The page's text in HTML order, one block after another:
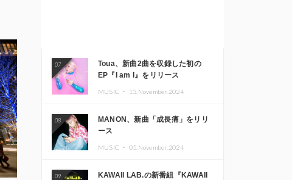
07
Toua、新曲2曲を収録した初の
EP『I am I』をリリース
MUSIC ・ 13.November.2024
08
MANON、新曲「成長痛」をリリ
ース
MUSIC ・ 05.November.2024
09
KAWAII LAB.の新番組『KAWAII